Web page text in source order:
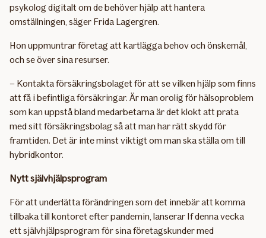
psykolog digitalt om de behöver hjälp att hantera
omställningen, säger Frida Lagergren.
Hon uppmuntrar företag att kartlägga behov och önskemål,
och se över sina resurser.
– Kontakta försäkringsbolaget för att se vilken hjälp som finns
att få i befintliga försäkringar. Är man orolig för hälsoproblem
som kan uppstå bland medarbetarna är det klokt att prata
med sitt försäkringsbolag så att man har rätt skydd för
framtiden. Det är inte minst viktigt om man ska ställa om till
hybridkontor.
Nytt självhjälpsprogram
För att underlätta förändringen som det innebär att komma
tillbaka till kontoret efter pandemin, lanserar If denna vecka
ett självhjälpsprogram för sina företagskunder med